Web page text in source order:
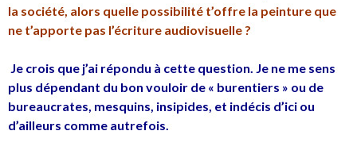
la société, alors quelle possibilité t’offre la peinture que
ne t’apporte pas l’écriture audiovisuelle ?
Je crois que j’ai répondu à cette question. Je ne me sens
plus dépendant du bon vouloir de « burentiers » ou de
bureaucrates, mesquins, insipides, et indécis d’ici ou
d’ailleurs comme autrefois.